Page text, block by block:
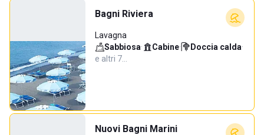
Bagni Riviera
Lavagna
Sabbiosa· Cabine· Doccia calda·
e altri 7…
Nuovi Bagni Marini